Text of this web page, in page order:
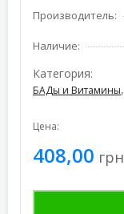
Производитель:
Наличие:
Категория:
БАДы и Витамины,
Цена:
408,00 грн